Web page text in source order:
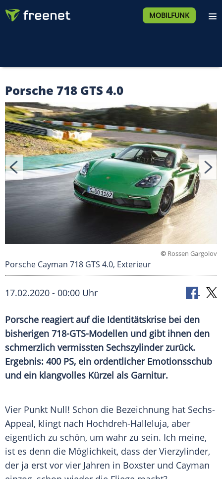
MOBILFUNK
Porsche 718 GTS 4.0
© Rossen Gargolov
Porsche Cayman 718 GTS 4.0, Exterieur
17.02.2020 - 00:00 Uhr
Porsche reagiert auf die Identitätskrise bei den
bisherigen 718-GTS-Modellen und gibt ihnen den
schmerzlich vermissten Sechszylinderzurück.
Ergebnis: 400 PS, ein ordentlicher Emotionsschub
und ein klangvolles Kürzel als Garnitur.
Vier Punkt Null! Schon die Bezeichnung hat Sechs-
Appeal, klingt nach Hochdreh-Halleluja, aber
eigentlich zu schön, um wahr zu sein. Ich meine,
ist es denn die Möglichkeit, dass der Vierzylinder,
der ja erst vor vier Jahren in Boxster und Cayman